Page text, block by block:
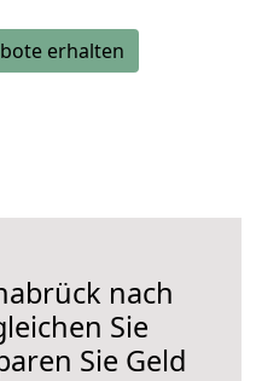
erhalten
nach
Sie
Sie Geld